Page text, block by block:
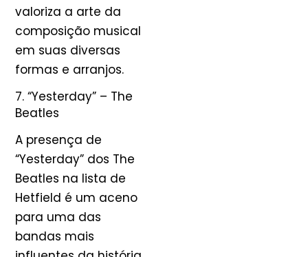
valoriza a arte da
composição musical
em suas diversas
formas e arranjos.
7. “Yesterday” – The
Beatles
A presença de
“Yesterday” dos The
Beatles na lista de
Hetfield é um aceno
para uma das
bandas mais